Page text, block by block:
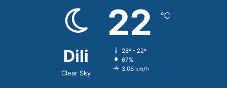
Dili
Clear Sky
22 ℃
28º - 22º
67%
3.06 km/h